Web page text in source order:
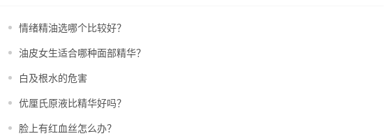
情绪精油选哪个比较好？
油皮女生适合哪种面部精华？
白及根水的危害
优厘氏原液比精华好吗？
脸上有红血丝怎么办？